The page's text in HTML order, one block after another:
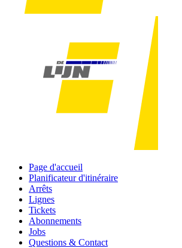
Page d'accueil
Planificateur d'itinéraire
Arrêts
Lignes
Tickets
Abonnements
Jobs
Questions & Contact